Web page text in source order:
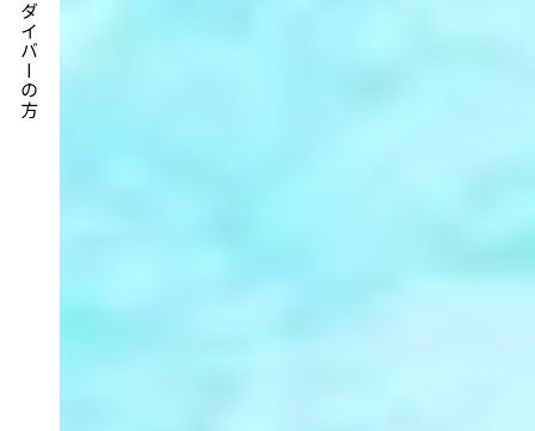
ダイバーの方